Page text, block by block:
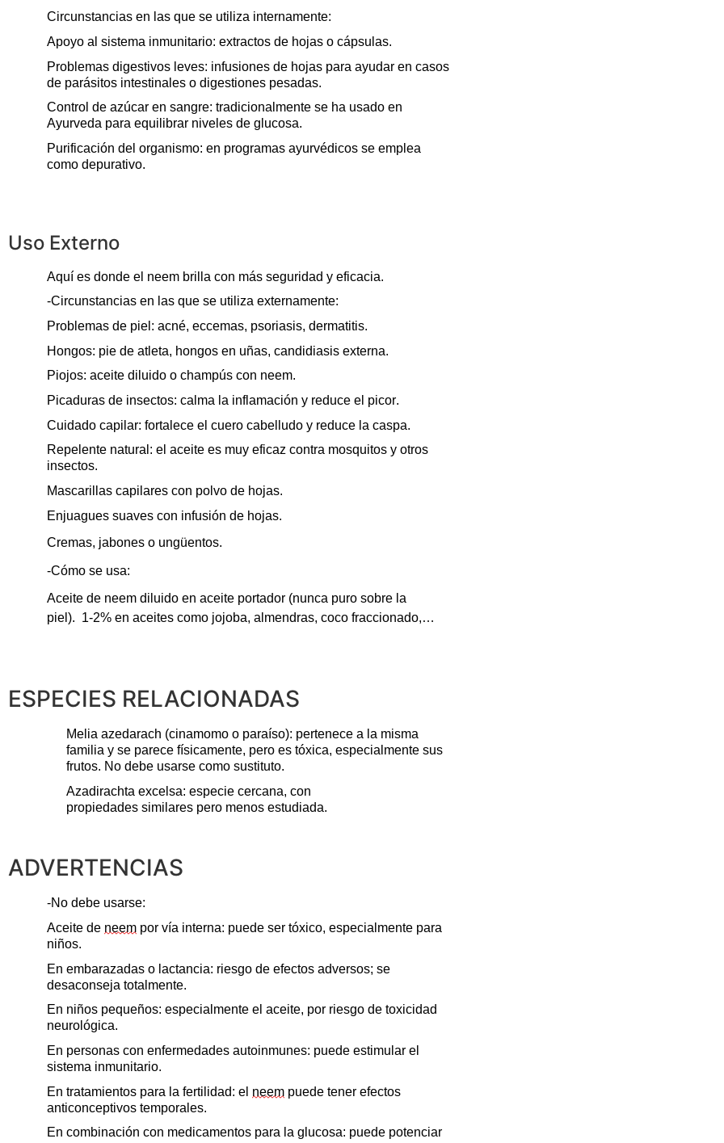
Circunstancias en las que se utiliza internamente:
Apoyo al sistema inmunitario: extractos de hojas o cápsulas.
Problemas digestivos leves: infusiones de hojas para ayudar en casos
de parásitos intestinales o digestiones pesadas.
Control de azúcar en sangre: tradicionalmente se ha usado en
Ayurveda para equilibrar niveles de glucosa.
Purificación del organismo: en programas ayurvédicos se emplea
como depurativo.
Uso Externo
Aquí es donde el neem brilla con más seguridad y eficacia.
-Circunstancias en las que se utiliza externamente:
Problemas de piel: acné, eccemas, psoriasis, dermatitis.
Hongos: pie de atleta, hongos en uñas, candidiasis externa.
Piojos: aceite diluido o champús con neem.
Picaduras de insectos: calma la inflamación y reduce el picor.
Cuidado capilar: fortalece el cuero cabelludo y reduce la caspa.
Repelente natural: el aceite es muy eficaz contra mosquitos y otros
insectos.
Mascarillas capilares con polvo de hojas.
Enjuagues suaves con infusión de hojas.
Cremas, jabones o ungüentos.
-Cómo se usa:
Aceite de neem diluido en aceite portador (nunca puro sobre la
piel). 1-2% en aceites como jojoba, almendras, coco fraccionado,…
ESPECIES RELACIONADAS
Melia azedarach (cinamomo o paraíso): pertenece a la misma
familia y se parece físicamente, pero es tóxica, especialmente sus
frutos. No debe usarse como sustituto.
Azadirachta excelsa: especie cercana, con
propiedades similares pero menos estudiada.
ADVERTENCIAS
-No debe usarse:
Aceite de neem por vía interna: puede ser tóxico, especialmente para
niños.
En embarazadas o lactancia: riesgo de efectos adversos; se
desaconseja totalmente.
En niños pequeños: especialmente el aceite, por riesgo de toxicidad
neurológica.
En personas con enfermedades autoinmunes: puede estimular el
sistema inmunitario.
En tratamientos para la fertilidad: el neem puede tener efectos
anticonceptivos temporales.
En combinación con medicamentos para la glucosa: puede potenciar